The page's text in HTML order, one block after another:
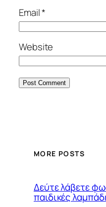
Email*
Website
MORE POSTS
Δεύτε λάβετε
παιδικές